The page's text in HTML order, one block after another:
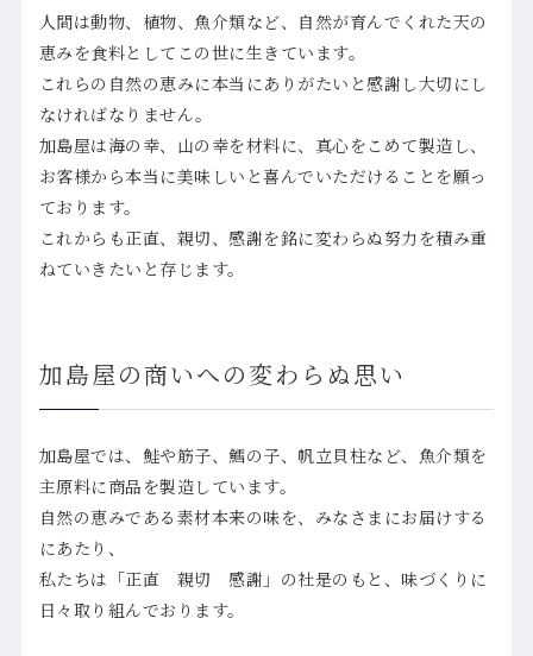
人間は動物、植物、魚介類など、自然が育んでくれた天の
恵みを食料としてこの世に生きています。
これらの自然の恵みに本当にありがたいと感謝し大切にし
なければなりません。
加島屋は海の幸、山の幸を材料に、真心をこめて製造し、
お客様から本当に美味しいと喜んでいただけることを願っ
ております。
これからも正直、親切、感謝を銘に変わらぬ努力を積み重
ねていきたいと存じます。
加島屋の商いへの変わらぬ思い
加島屋では、鮭や筋子、鱈の子、帆立貝柱など、魚介類を
主原料に商品を製造しています。
自然の恵みである素材本来の味を、みなさまにお届けする
にあたり、
私たちは「正直 親切 感謝」の社是のもと、味づくりに
日々取り組んでおります。